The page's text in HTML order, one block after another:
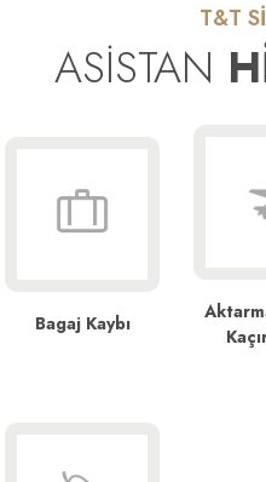
T&T
ASİSTAN
Bagaj Kaybı